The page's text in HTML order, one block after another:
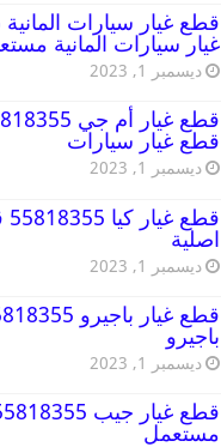
غيار سيارات المانية
ديسمبر 1, 2023
قطع غيار سيارات
ديسمبر 1, 2023
اصلية
ديسمبر 1, 2023
باجيرو
ديسمبر 1, 2023
مستعمل